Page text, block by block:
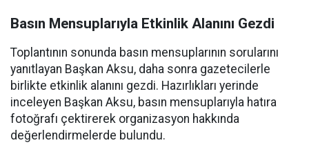
Basın Mensuplarıyla Etkinlik Alanını Gezdi
Toplantının sonunda basın mensuplarının sorularını
yanıtlayan Başkan Aksu, daha sonra gazetecilerle
birlikte etkinlik alanını gezdi. Hazırlıkları yerinde
inceleyen Başkan Aksu, basın mensuplarıyla hatıra
fotoğrafı çektirerek organizasyon hakkında
değerlendirmelerde bulundu.